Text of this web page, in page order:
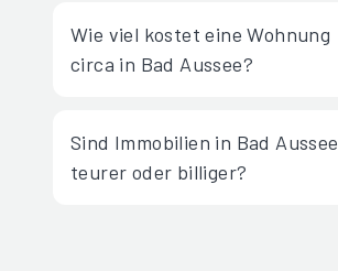
Wie viel kostet eine Wohnung
circa in Bad Aussee?
Sind Immobilien in Bad Aussee
teurer oder billiger?